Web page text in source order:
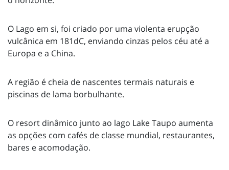
O Lago em si, foi criado por uma violenta erupção
vulcânica em 181dC, enviando cinzas pelos céu até a
Europa e a China.
A região é cheia de nascentes termais naturais e
piscinas de lama borbulhante.
O resort dinâmico junto ao lago Lake Taupo aumenta
as opções com cafés de classe mundial, restaurantes,
bares e acomodação.